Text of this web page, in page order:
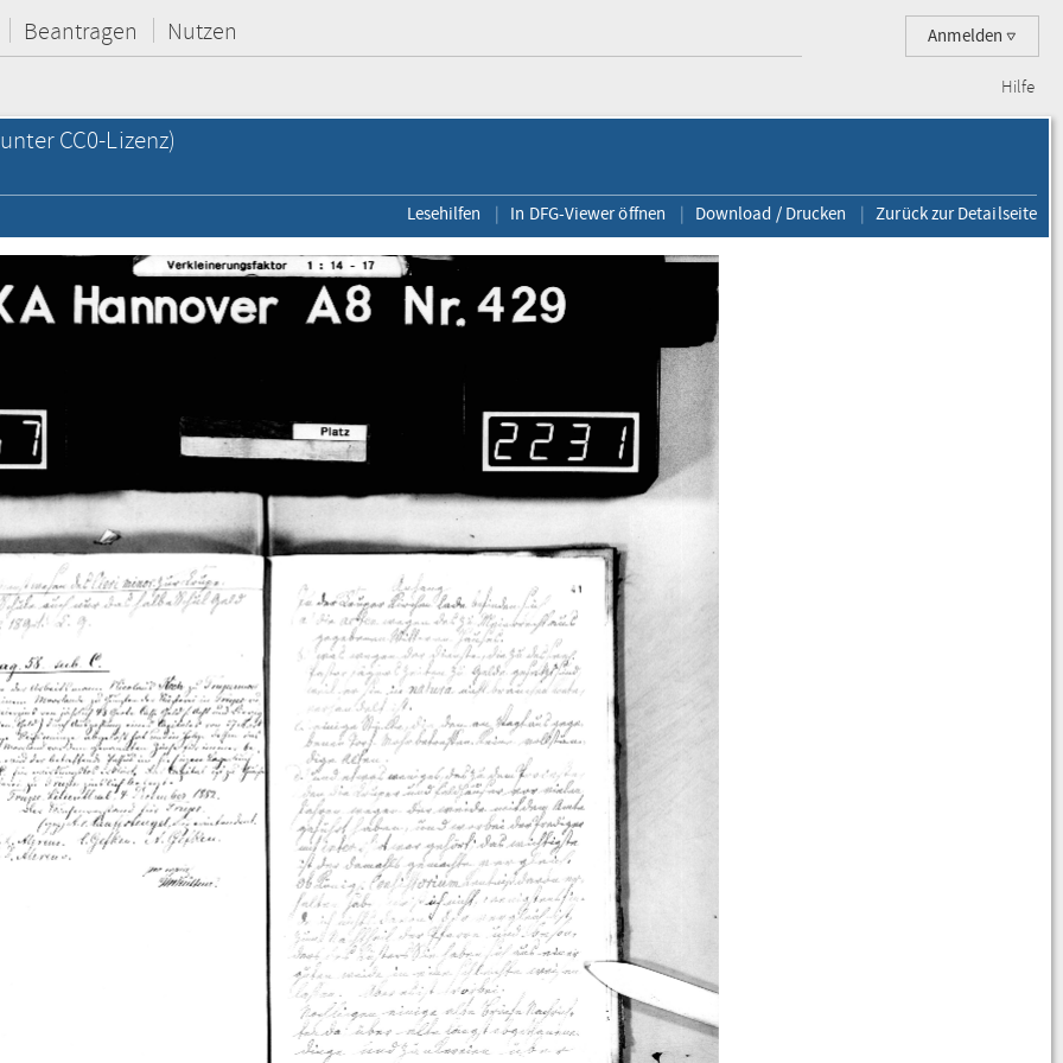
Anmelden
Beantragen Nutzen
Hilfe
CC0-Lizenz)
Lesehilfen In DFG-Viewer öffnen Download / Drucken Zurück zur Detailseite